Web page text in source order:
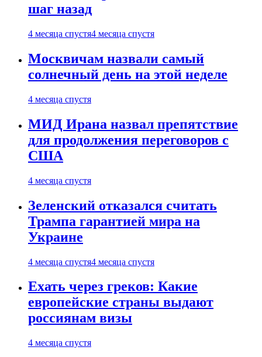
шаг назад
4 месяца спустя4 месяца спустя
Москвичам назвали самый
солнечный день на этой неделе
4 месяца спустя
МИД Ирана назвал препятствие
для продолжения переговоров с
США
4 месяца спустя
Зеленский отказался считать
Трампа гарантией мира на
Украине
4 месяца спустя4 месяца спустя
Ехать через греков: Какие
европейские страны выдают
россиянам визы
4 месяца спустя